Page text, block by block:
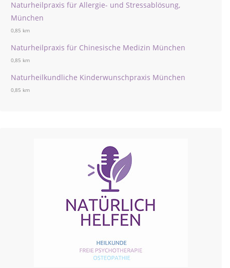
Naturheilpraxis für Allergie- und Stressablösung,
München
0,85 km
Naturheilpraxis für Chinesische Medizin München
0,85 km
Naturheilkundliche Kinderwunschpraxis München
0,85 km